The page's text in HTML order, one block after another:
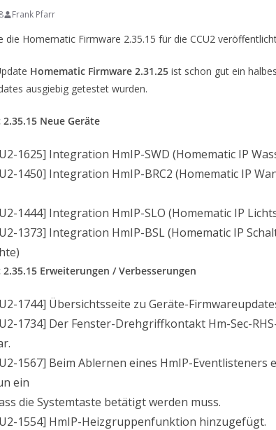
Frank Pfarr
die Homematic Firmware 2.35.15 für die CCU2
Homematic Firmware 2.31.25 ist schon gut ein
ausgiebig getestet wurden.
Neue Geräte
1625] Integration HmIP-SWD (Homematic IP
1450] Integration HmIP-BRC2 (Homematic IP
1444] Integration HmIP-SLO (Homematic IP
1373] Integration HmIP-BSL (Homematic IP
Erweiterungen / Verbesserungen
1744] Übersichtsseite zu Geräte-
1734] Der Fenster-Drehgriffkontakt Hm-Sec-
1567] Beim Ablernen eines HmIP-Eventlisteners
ein
die Systemtaste betätigt werden muss.
1554] HmIP-Heizgruppenfunktion hinzugefügt.